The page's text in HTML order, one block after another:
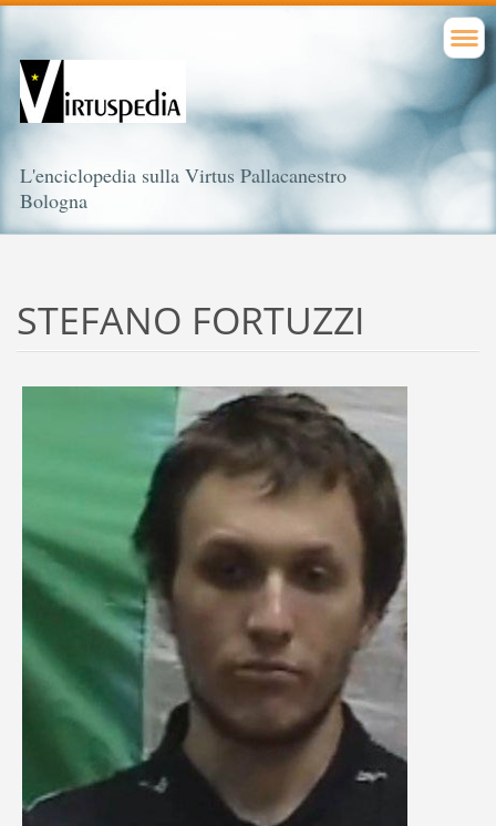
L'enciclopedia sulla Virtus Pallacanestro
Bologna
STEFANO FORTUZZI